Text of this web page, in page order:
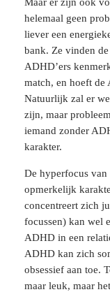
helemaal geen
liever een
bank. Ze vinden
ADHD’ers
match, en hoeft de
Natuurlijk zal er
zijn, maar
iemand zonder
karakter.
De hyperfocus
opmerkelijk
concentreert zich
focussen) kan wel
ADHD in een
ADHD kan zich
obsessief aan toe.
maar leuk, maar